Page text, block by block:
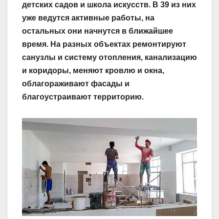
детских садов и школа искусств. В 39 из них
уже ведутся активные работы, на
остальных они начнутся в ближайшее
время. На разных объектах ремонтируют
санузлы и систему отопления, канализацию
и коридоры, меняют кровлю и окна,
облагораживают фасады и
благоустраивают территорию.